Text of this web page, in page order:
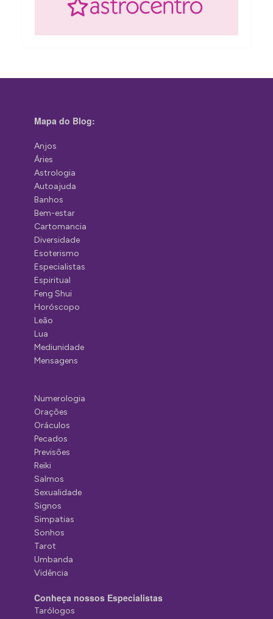
Mapa do Blog:
Anjos
Áries
Astrologia
Autoajuda
Banhos
Bem-estar
Cartomancia
Diversidade
Esoterismo
Especialistas
Espiritual
Feng Shui
Horóscopo
Leão
Lua
Mediunidade
Mensagens
Numerologia
Orações
Oráculos
Pecados
Previsões
Reiki
Salmos
Sexualidade
Signos
Simpatias
Sonhos
Tarot
Umbanda
Vidência
Conheça nossos Especialistas
Tarólogos